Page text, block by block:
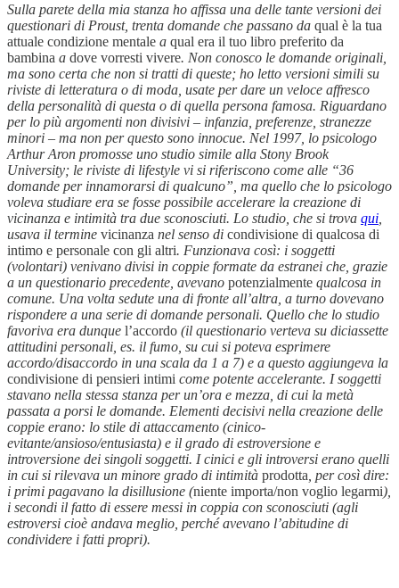
Sulla parete della mia stanza ho affissa una delle tante versioni dei
questionari di Proust, trenta domande che passano da qual è la tua
attuale condizione mentale a qual era il tuo libro preferito da
bambina a dove vorresti vivere. Non conosco le domande originali,
ma sono certa che non si tratti di queste; ho letto versioni simili su
riviste di letteratura o di moda, usate per dare un veloce affresco
della personalità di questa o di quella persona famosa. Riguardano
per lo più argomenti non divisivi – infanzia, preferenze, stranezze
minori – ma non per questo sono innocue. Nel 1997, lo psicologo
Arthur Aron promosse uno studio simile alla Stony Brook
University; le riviste di lifestyle vi si riferiscono come alle “36
domande per innamorarsi di qualcuno”, ma quello che lo psicologo
voleva studiare era se fosse possibile accelerare la creazione di
vicinanza e intimità tra due sconosciuti. Lo studio, che si trova qui
usava il termine vicinanza nel senso di condivisione di qualcosa di
intimo e personale con gli altri. Funzionava così: i soggetti
(volontari) venivano divisi in coppie formate da estranei che, grazie
a un questionario precedente, avevano potenzialmente qualcosa in
comune. Una volta sedute una di fronte all’altra, a turno dovevano
rispondere a una serie di domande personali. Quello che lo studio
favoriva era dunque l’accordo (il questionario verteva su diciassette
attitudini personali, es. il fumo, su cui si poteva esprimere
accordo/disaccordo in una scala da 1 a 7) e a questo aggiungeva la
condivisione di pensieri intimi come potente accelerante. I soggetti
stavano nella stessa stanza per un’ora e mezza, di cui la metà
passata a porsi le domande. Elementi decisivi nella creazione delle
coppie erano: lo stile di attaccamento (cinico-
evitante/ansioso/entusiasta) e il grado di estroversione e
introversione dei singoli soggetti. I cinici e gli introversi erano quelli
in cui si rilevava un minore grado di intimità prodotta , per così dire:
i primi pagavano la disillusione (niente importa/non voglio legarmi),
i secondi il fatto di essere messi in coppia con sconosciuti (agli
estroversi cioè andava meglio, perché avevano l’abitudine di
condividere i fatti propri).